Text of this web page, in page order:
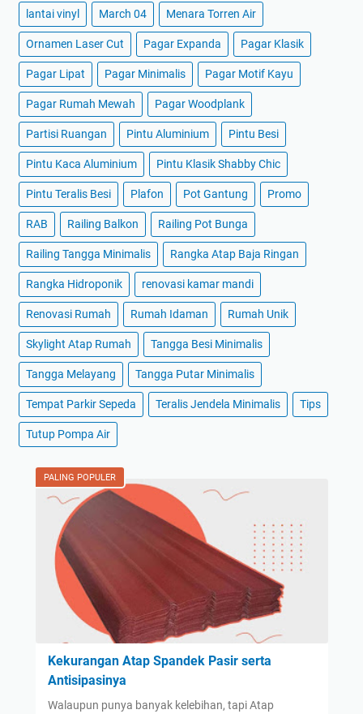
lantai vinyl March 04 Menara Torren Air
Ornamen Laser Cut Pagar Expanda Pagar Klasik
Pagar Lipat Pagar Minimalis Pagar Motif Kayu
Pagar Rumah Mewah Pagar Woodplank
Partisi Ruangan Pintu Aluminium Pintu Besi
Pintu Kaca Aluminium Pintu Klasik Shabby Chic
Pintu Teralis Besi Plafon Pot Gantung Promo
RAB Railing Balkon Railing Pot Bunga
Railing Tangga Minimalis Rangka Atap Baja Ringan
Rangka Hidroponik renovasi kamar mandi
Renovasi Rumah Rumah Idaman Rumah Unik
Skylight Atap Rumah Tangga Besi Minimalis
Tangga Melayang Tangga Putar Minimalis
Tempat Parkir Sepeda Teralis Jendela Minimalis Tips
Tutup Pompa Air
PALING POPULER
Kekurangan Atap Spandek Pasir serta
Antisipasinya
Walaupun punya banyak kelebihan, tapi Atap